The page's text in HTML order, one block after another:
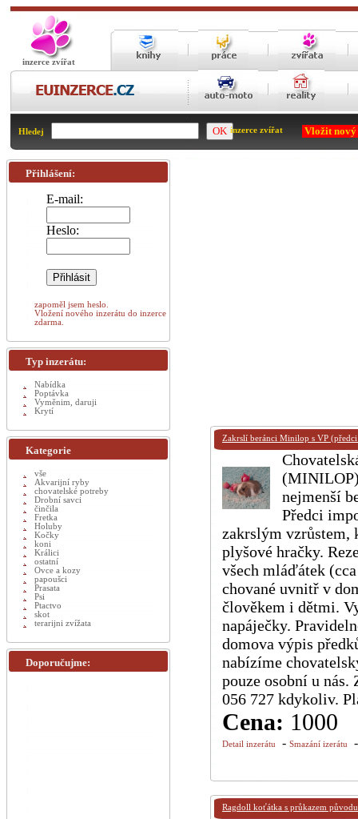
inzerce zvířat
Hledej inzerce zvířat Vložit
Zakrslí beránci Minilop s VP
nejmenší
Předci
zakrslým vzrůstem,
plyšové hračky.
všech mláďátek
chované uvnitř v
člověkem i dětmi.
napáječky.
domova výpis
nabízíme
pouze osobní u
056 727 kdykoliv.
Cena: 1000
Detail inzerátu - Smazání izerátu
Ragdoll koťátka s průkazem původu
Přihlášení:
E-mail:
Heslo:
zapoměl jsem heslo.
Vložení nového inzerátu do inzerce
zdarma.
Typ inzerátu:
Nabídka
Poptávka
Vyměnim, daruji
Krytí
Kategorie
vše
Akvarijní ryby
chovatelské potreby
Drobní savci
činčila
Fretka
Holuby
Kočky
koni
Králici
ostatní
Ovce a kozy
papoušci
Prasata
Psi
Ptactvo
skot
terarijni zvížata
Doporučujme: